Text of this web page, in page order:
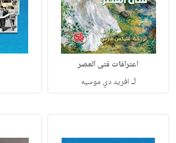
اعترافات فتى العصر
لـ افريد دي موسيه